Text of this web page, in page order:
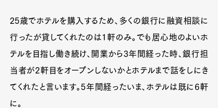
25歳でホテルを購入するため、多くの銀行に融資相談に
行ったが貸してくれたのは1軒のみ。でも居心地のよいホ
テルを目指し働き続け、開業から3年間経った時、銀行担
当者が2軒目をオープンしないかとホテルまで話をしにき
てくれたと言います。5年間経ったいま、ホテルは既に6軒
に。